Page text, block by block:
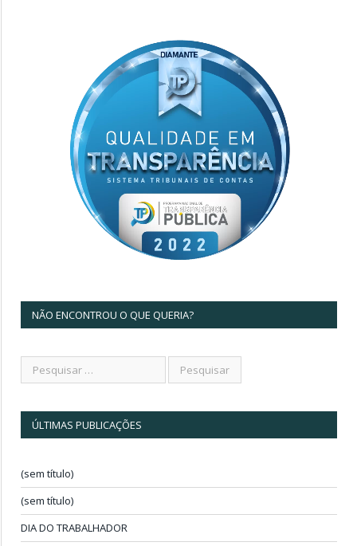
NÃO ENCONTROU O QUE QUERIA?
ÚLTIMAS PUBLICAÇÕES
(sem título)
(sem título)
DIA DO TRABALHADOR